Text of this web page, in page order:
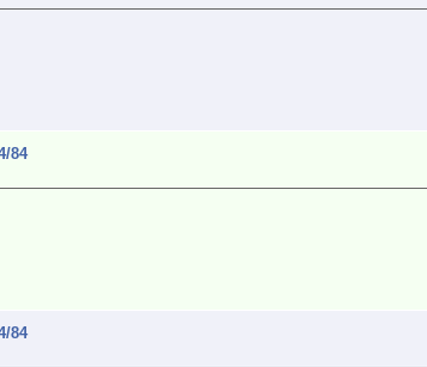
84
84